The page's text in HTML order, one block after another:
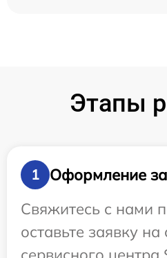
Этапы
1
Оформление
Свяжитесь с нами
оставьте заявку на